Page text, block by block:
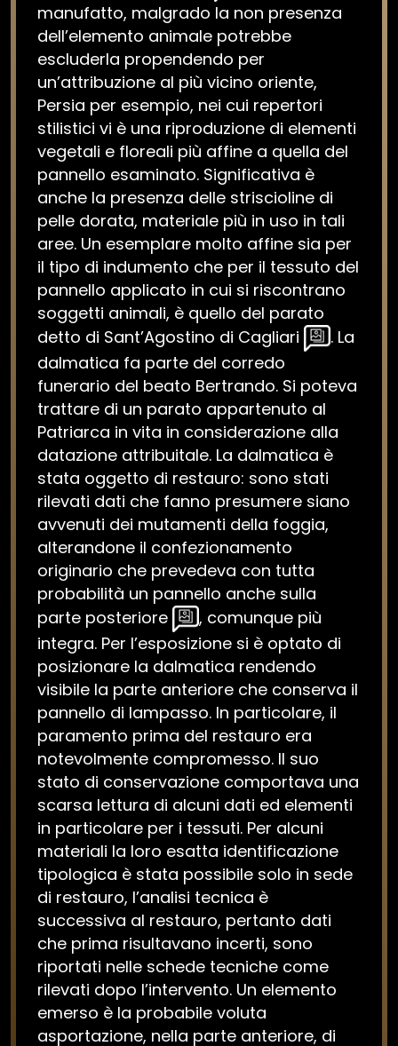
manufatto, malgrado la non presenza
dell’elemento animale potrebbe
escluderla propendendo per
un’attribuzione al più vicino oriente,
Persia per esempio, nei cui repertori
stilistici vi è una riproduzione di elementi
vegetali e floreali più affine a quella del
pannello esaminato. Significativa è
anche la presenza delle striscioline di
pelle dorata, materiale più in uso in tali
aree. Un esemplare molto affine sia per
il tipo di indumento che per il tessuto del
pannello applicato in cui si riscontrano
soggetti animali, è quello del parato
detto di Sant’Agostino di Cagliari
. La
dalmatica fa parte del corredo
funerario del beato Bertrando. Si poteva
trattare di un parato appartenuto al
Patriarca in vita in considerazione alla
datazione attribuitale. La dalmatica è
stata oggetto di restauro: sono stati
rilevati dati che fanno presumere siano
avvenuti dei mutamenti della foggia,
alterandone il confezionamento
originario che prevedeva con tutta
probabilità un pannello anche sulla
parte posteriore
, comunque più
integra. Per l’esposizione si è optato di
posizionare la dalmatica rendendo
visibile la parte anteriore che conserva il
pannello di lampasso. In particolare, il
paramento prima del restauro era
notevolmente compromesso. Il suo
stato di conservazione comportava una
scarsa lettura di alcuni dati ed elementi
in particolare per i tessuti. Per alcuni
materiali la loro esatta identificazione
tipologica è stata possibile solo in sede
di restauro, l’analisi tecnica è
successiva al restauro, pertanto dati
che prima risultavano incerti, sono
riportati nelle schede tecniche come
rilevati dopo l’intervento. Un elemento
emerso è la probabile voluta
asportazione, nella parte anteriore, di